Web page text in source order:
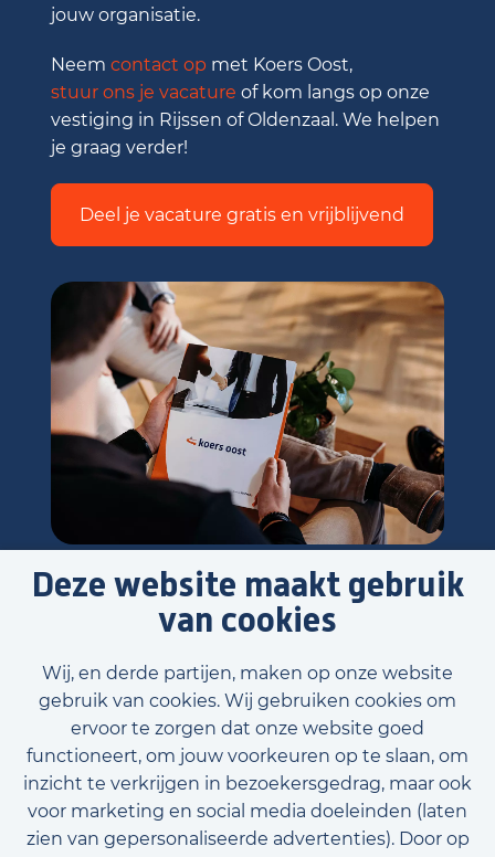
Deze website maakt gebruik
van cookies
Wij, en derde partijen, maken op onze website
gebruik van cookies. Wij gebruiken cookies om
ervoor te zorgen dat onze website goed
functioneert, om jouw voorkeuren op te slaan, om
inzicht te verkrijgen in bezoekersgedrag, maar ook
voor marketing en social media doeleinden (laten
zien van gepersonaliseerde advertenties). Door op
jouw organisatie.
Neem contact op met Koers Oost,
stuur ons je vacature of kom langs op onze
vestiging in Rijssen of Oldenzaal. We helpen
je graag verder!
Deel je vacature gratis en vrijblijvend